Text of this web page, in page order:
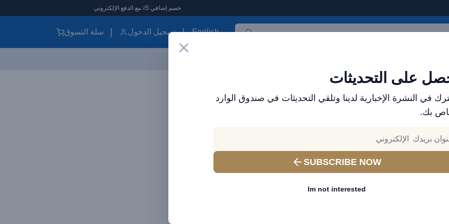
خصم إضافي 5٪ مع الدفع الإلكتروني
English تسجيل الدخول سلة التسوق
على التحديثات
في النشرة الإخبارية لدينا وتلقي التحديثات في صندوق الوارد
بك.
SUBSCRIBE NOW
Im not interested
وعالية الأداء